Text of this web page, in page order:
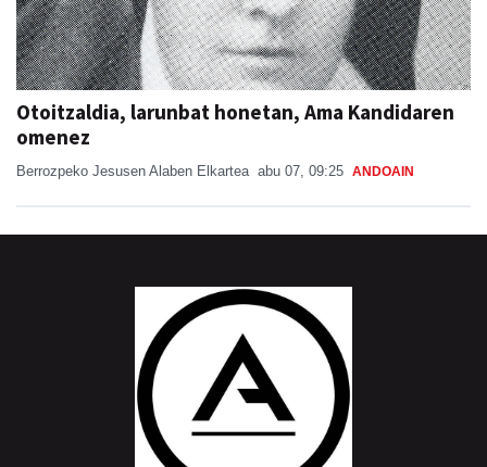
Otoitzaldia, larunbat honetan, Ama Kandidaren
omenez
Berrozpeko Jesusen Alaben Elkartea abu 07, 09:25 ANDOAIN